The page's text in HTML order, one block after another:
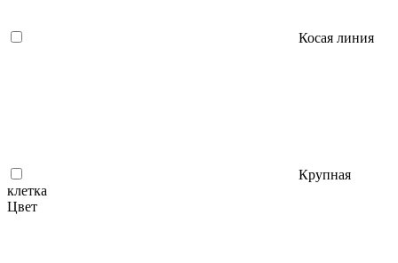
Косая линия
Крупная
клетка
Цвет